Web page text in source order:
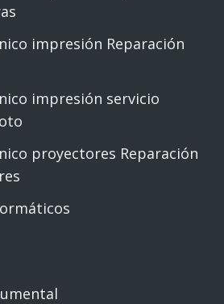
impresión Reparación
impresión servicio
proyectores Reparación